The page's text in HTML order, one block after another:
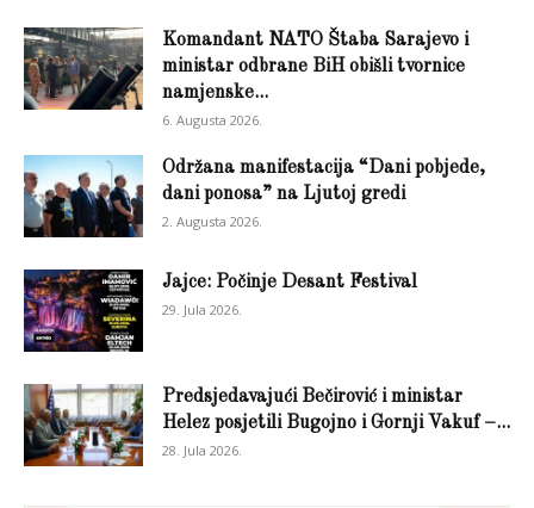
Komandant NATO Štaba Sarajevo i
ministar odbrane BiH obišli tvornice
namjenske...
6. Augusta 2026.
Održana manifestacija “Dani pobjede,
dani ponosa” na Ljutoj gredi
2. Augusta 2026.
Jajce: Počinje Desant Festival
29. Jula 2026.
Predsjedavajući Bečirović i ministar
Helez posjetili Bugojno i Gornji Vakuf –...
28. Jula 2026.